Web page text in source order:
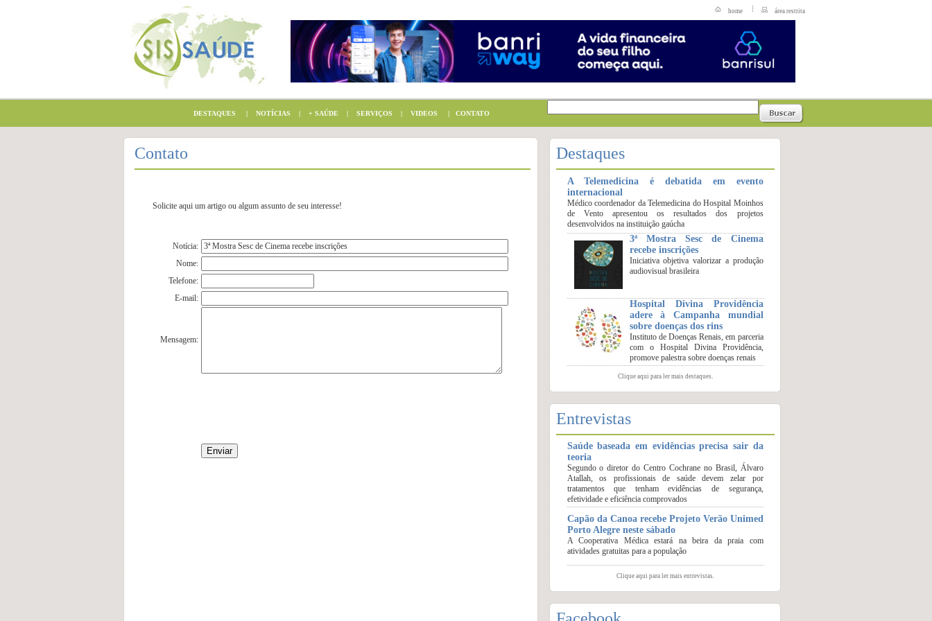
home área restrita
DESTAQUES |NOTÍCIAS |+ SAÚDE |SERVIÇOS |VIDEOS |CONTATO
Contato
Solicite aqui um artigo ou algum assunto de seu interesse!
Notícia:
Nome:
Telefone:
E-mail:
Mensagem:
Destaques
A Telemedicina é debatida em evento
internacional
Médico coordenador da Telemedicina do Hospital Moinhos
de Vento apresentou os resultados dos projetos
desenvolvidos na instituição gaúcha
3ª Mostra Sesc de Cinema
recebe inscrições
Iniciativa objetiva valorizar a produção
audiovisual brasileira
Hospital Divina Providência
adere à Campanha mundial
sobre doenças dos rins
Instituto de Doenças Renais, em parceria
com o Hospital Divina Providência,
promove palestra sobre doenças renais
Clique aqui para ler mais destaques.
Entrevistas
Saúde baseada em evidências precisa sair da
teoria
Segundo o diretor do Centro Cochrane no Brasil, Álvaro
Atallah, os profissionais de saúde devem zelar por
tratamentos que tenham evidências de segurança,
efetividade e eficiência comprovados
Capão da Canoa recebe Projeto Verão Unimed
Porto Alegre neste sábado
A Cooperativa Médica estará na beira da praia com
atividades gratuitas para a população
Clique aqui para ler mais entrevistas.